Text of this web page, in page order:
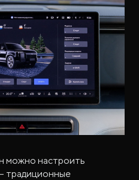
можно настроить
традиционные